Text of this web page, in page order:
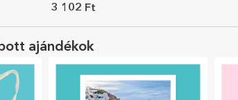
üzenettel – A szerelem a
3 102 Ft
ajándékok